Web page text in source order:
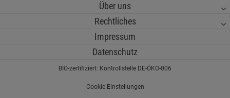
Über uns
Rechtliches
Impressum
Datenschutz
BIO-zertifiziert: Kontrollstelle DE-ÖKO-006
Cookie-Einstellungen